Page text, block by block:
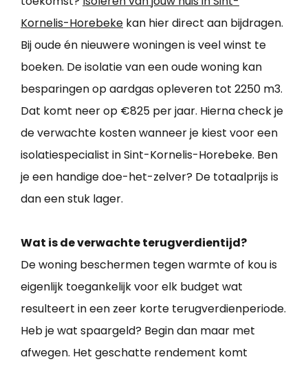
Kornelis-Horebeke kan hier direct aan bijdragen.
Bij oude én nieuwere woningen is veel winst te
boeken. De isolatie van een oude woning kan
besparingen op aardgas opleveren tot 2250 m3.
Dat komt neer op €825 per jaar. Hierna check je
de verwachte kosten wanneer je kiest voor een
isolatiespecialist in Sint-Kornelis-Horebeke. Ben
je een handige doe-het-zelver? De totaalprijs is
dan een stuk lager.
Wat is de verwachte terugverdientijd?
De woning beschermen tegen warmte of kou is
eigenlijk toegankelijk voor elk budget wat
resulteert in een zeer korte terugverdienperiode.
Heb je wat spaargeld? Begin dan maar met
afwegen. Het geschatte rendement komt